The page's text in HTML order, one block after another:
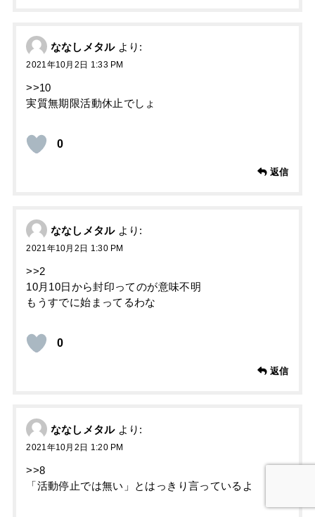
ななしメタル より:
2021年10月2日 1:33 PM
>>10
実質無期限活動休止でしょ
0
返信
ななしメタル より:
2021年10月2日 1:30 PM
>>2
10月10日から封印ってのが意味不明
もうすでに始まってるわな
0
返信
ななしメタル より:
2021年10月2日 1:20 PM
>>8
「活動停止では無い」とはっきり言っているよ